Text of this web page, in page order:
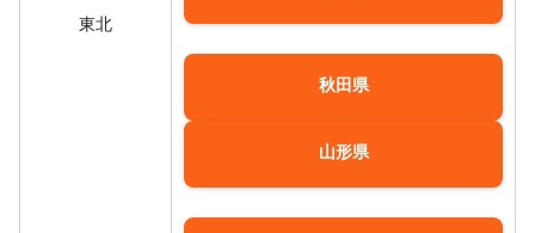
東北
秋田県
山形県